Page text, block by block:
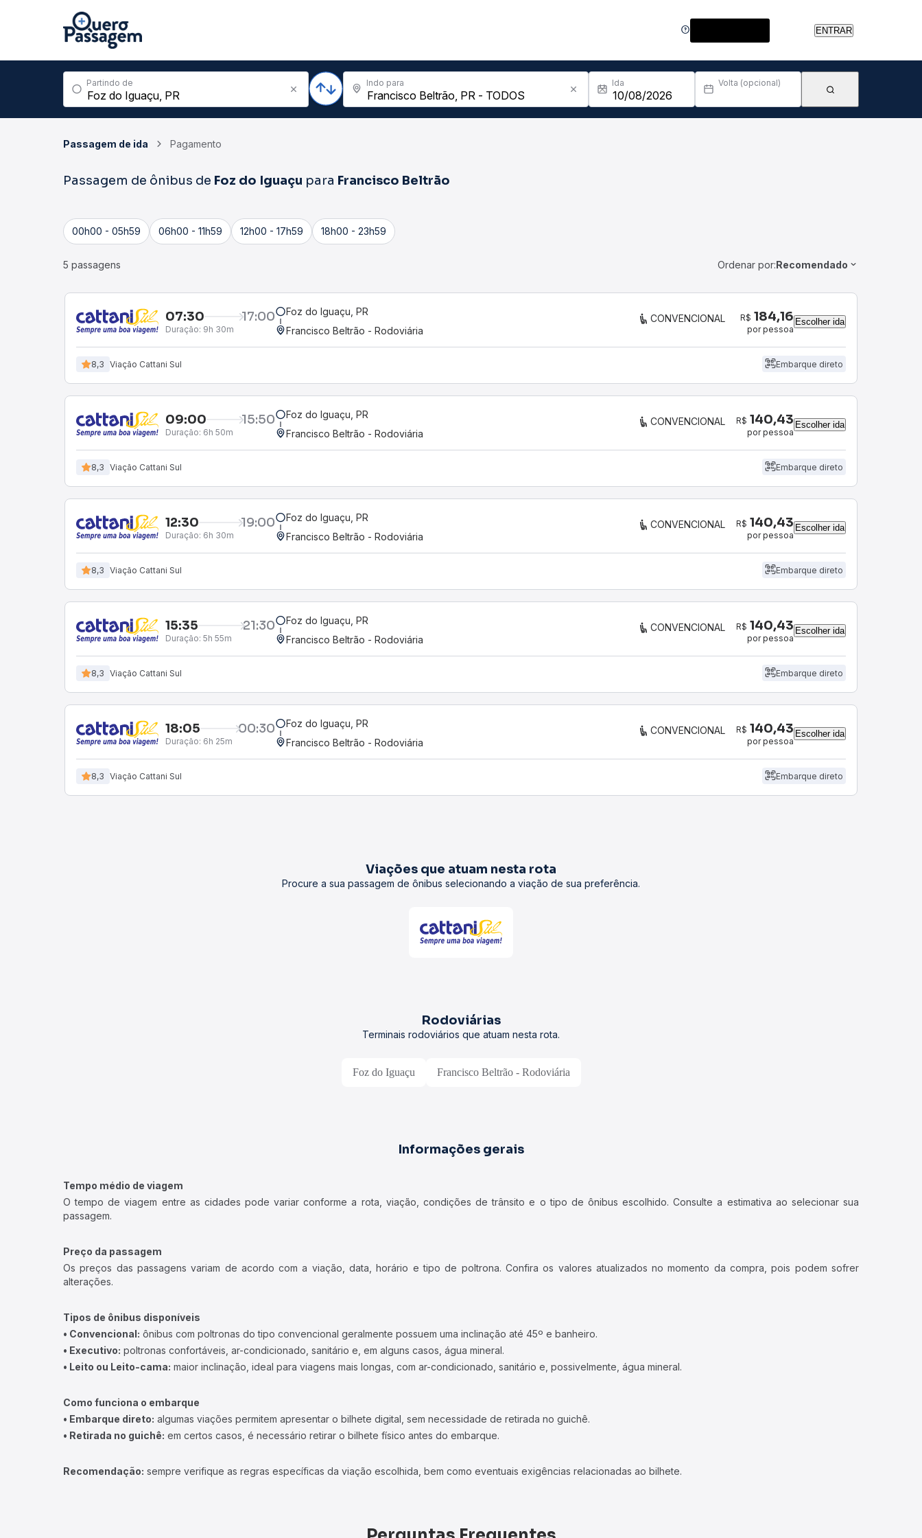
ENTRAR
Partindo de Indo para Ida Volta (opcional)
Passagem de ida Pagamento
Passagem de ônibus de Foz do Iguaçu para Francisco Beltrão
00h00 - 05h59 06h00 - 11h59 12h00 - 17h59 18h00 - 23h59
5 passagens Ordenar por:Recomendado
07:30 17:00
Duração: 9h 30m
Foz do Iguaçu, PR
Francisco Beltrão - Rodoviária
CONVENCIONAL R$ 184,16
por pessoa
Escolher ida
8,3 Viação Cattani Sul Embarque direto
09:00 15:50
Duração: 6h 50m
Foz do Iguaçu, PR
Francisco Beltrão - Rodoviária
CONVENCIONAL R$ 140,43
por pessoa
Escolher ida
8,3 Viação Cattani Sul Embarque direto
12:30 19:00
Duração: 6h 30m
Foz do Iguaçu, PR
Francisco Beltrão - Rodoviária
CONVENCIONAL R$ 140,43
por pessoa
Escolher ida
8,3 Viação Cattani Sul Embarque direto
15:35 21:30
Duração: 5h 55m
Foz do Iguaçu, PR
Francisco Beltrão - Rodoviária
CONVENCIONAL R$ 140,43
por pessoa
Escolher ida
8,3 Viação Cattani Sul Embarque direto
18:05 00:30
Duração: 6h 25m
Foz do Iguaçu, PR
Francisco Beltrão - Rodoviária
CONVENCIONAL R$ 140,43
por pessoa
Escolher ida
8,3 Viação Cattani Sul Embarque direto
Viações que atuam nesta rota
Procure a sua passagem de ônibus selecionando a viação de sua preferência.
Rodoviárias
Terminais rodoviários que atuam nesta rota.
Foz do Iguaçu Francisco Beltrão - Rodoviária
Informações gerais
Tempo médio de viagem
O tempo de viagem entre as cidades pode variar conforme a rota, viação, condições de trânsito e o tipo de ônibus escolhido. Consulte a estimativa ao selecionar sua
passagem.
Preço da passagem
Os preços das passagens variam de acordo com a viação, data, horário e tipo de poltrona. Confira os valores atualizados no momento da compra, pois podem sofrer
alterações.
Tipos de ônibus disponíveis
• Convencional: ônibus com poltronas do tipo convencional geralmente possuem uma inclinação até 45º e banheiro.
• Executivo: poltronas confortáveis, ar-condicionado, sanitário e, em alguns casos, água mineral.
• Leito ou Leito-cama: maior inclinação, ideal para viagens mais longas, com ar-condicionado, sanitário e, possivelmente, água mineral.
Como funciona o embarque
• Embarque direto: algumas viações permitem apresentar o bilhete digital, sem necessidade de retirada no guichê.
• Retirada no guichê: em certos casos, é necessário retirar o bilhete físico antes do embarque.
Recomendação: sempre verifique as regras específicas da viação escolhida, bem como eventuais exigências relacionadas ao bilhete.